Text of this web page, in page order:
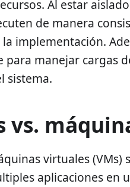
Al estar
de manera
implementación.
para manejar cargas
sistema.
vs.
virtuales
aplicaciones en